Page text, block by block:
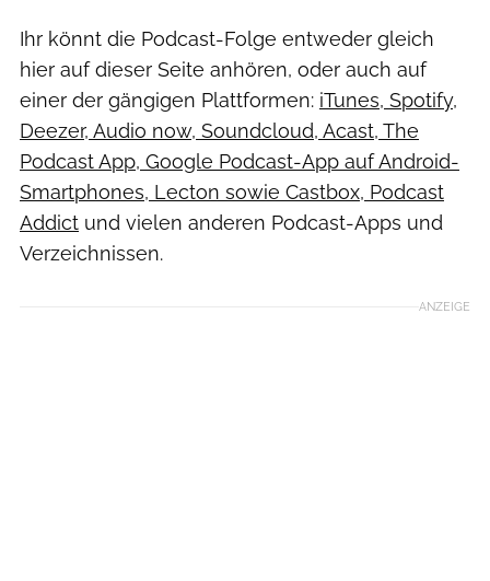
Ihr könnt die Podcast-Folge entweder gleich
hier auf dieser Seite anhören, oder auch auf
einer der gängigen Plattformen: iTunes, Spotify,
Deezer, Audio now, Soundcloud, Acast, The
Podcast App, Google Podcast-App auf Android-
Smartphones, Lecton sowie Castbox, Podcast
Addict und vielen anderen Podcast-Apps und
Verzeichnissen.
ANZEIGE